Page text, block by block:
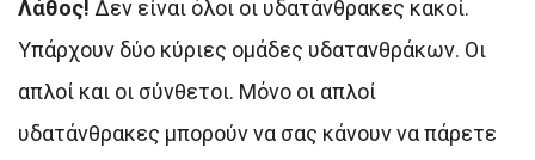
Λάθος! Δεν είναι όλοι οι υδατάνθρακες κακοί.
Υπάρχουν δύο κύριες ομάδες υδατανθράκων. Οι
απλοί και οι σύνθετοι. Μόνο οι απλοί
υδατάνθρακες μπορούν να σας κάνουν να πάρετε